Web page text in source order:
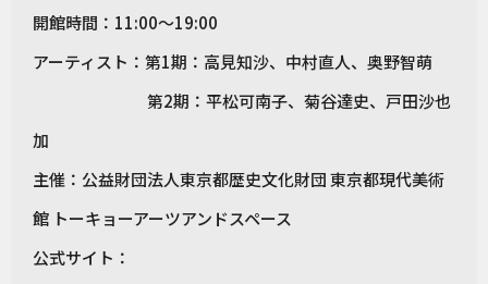
開館時間：11:00〜19:00
アーティスト：第1期：高見知沙、中村直人、奥野智萌
第2期：平松可南子、菊谷達史、戸田沙也
加
主催：公益財団法人東京都歴史文化財団 東京都現代美術
館 トーキョーアーツアンドスペース
公式サイト：